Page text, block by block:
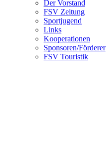
Der Vorstand
FSV Zeitung
Sportjugend
Links
Kooperationen
Sponsoren/Förderer
FSV Touristik